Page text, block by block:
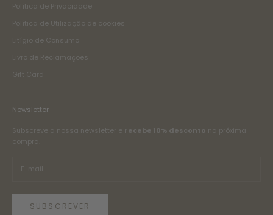
Política de Privacidade
Política de Utilização de cookies
Litígio de Consumo
Livro de Reclamações
Gift Card
Newsletter
Subscreve a nossa newsletter e recebe 10% desconto na próxima
compra.
SUBSCREVER